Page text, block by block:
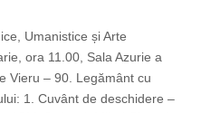
Umanistice și Arte
ora 11.00, Sala Azurie a
Vieru – 90. Legământ cu
1. Cuvânt de deschidere –